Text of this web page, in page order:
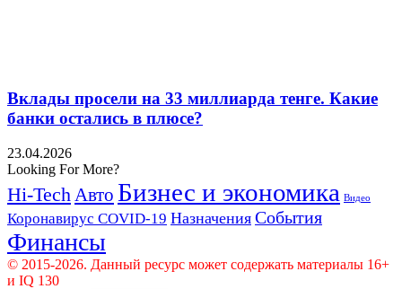
Вклады просели на 33 миллиарда тенге. Какие
банки остались в плюсе?
23.04.2026
Looking For More?
Hi-Tech Авто Бизнес и экономика Видео
Коронавирус COVID-19 Назначения События
Финансы
© 2015-2026. Данный ресурс может содержать материалы 16+
и IQ 130